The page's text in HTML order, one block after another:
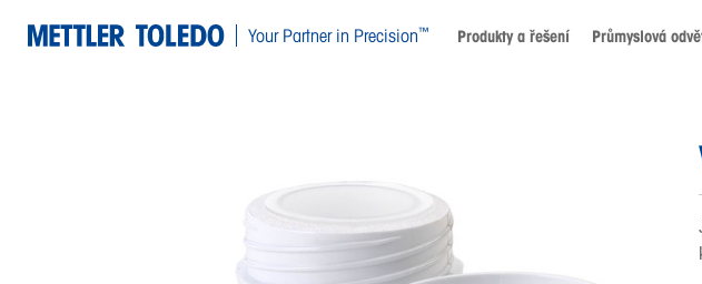
Your Partner in Precision™ Produkty a řešení Průmyslová